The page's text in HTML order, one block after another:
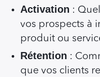
Activation :
vos prospects à
produit ou
Rétention :
que vos clients